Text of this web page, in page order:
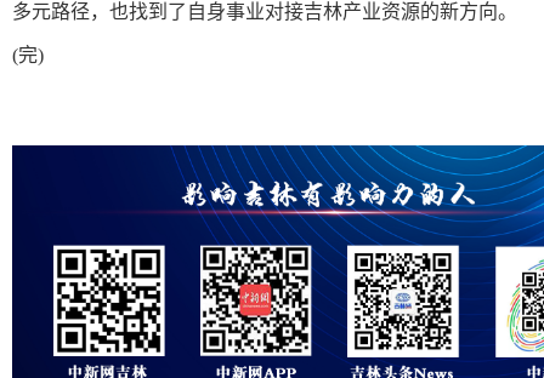
多元路径，也找到了自身事业对接吉林产业资源的新方向。
(完)